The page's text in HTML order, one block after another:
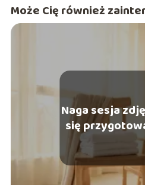
Może Cię również
Naga sesja
się